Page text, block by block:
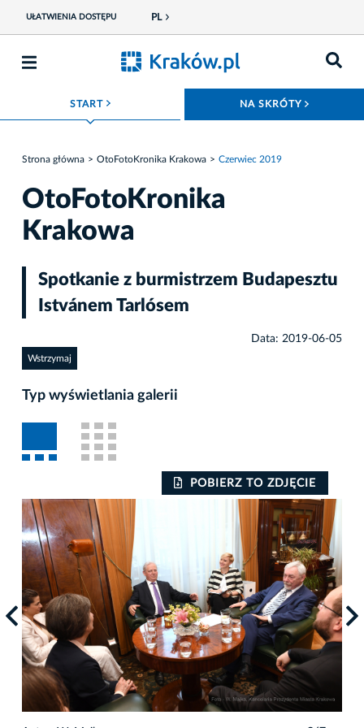
UŁATWIENIA DOSTĘPU PL
START ROZWIŃ MENU NA SKRÓTY
Strona główna OtoFotoKronika Krakowa Czerwiec 2019
OtoFotoKronika
Krakowa
Spotkanie z burmistrzem Budapesztu
Istvánem Tarlósem
Data: 2019-06-05
Wstrzymaj
Typ wyświetlania galerii
POBIERZ TO ZDJĘCIE